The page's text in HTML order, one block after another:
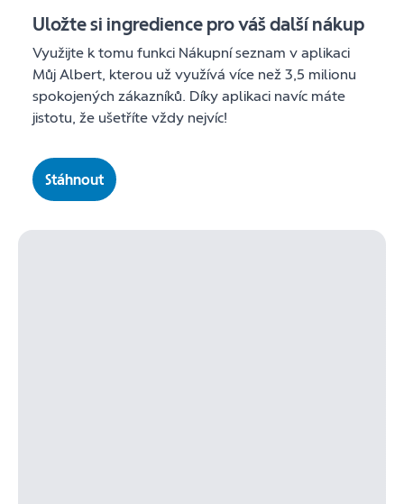
Uložte si ingredience pro váš další nákup
Využijte k tomu funkci Nákupní seznam v aplikaci
Můj Albert, kterou už využívá více než 3,5 milionu
spokojených zákazníků. Díky aplikaci navíc máte
jistotu, že ušetříte vždy nejvíc!
Stáhnout